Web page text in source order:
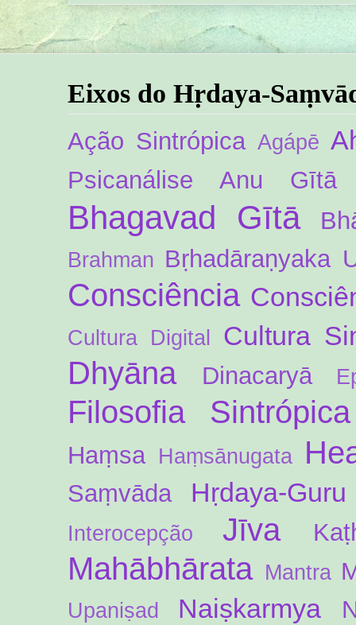
Eixos do Hṛdaya-
Ação Sintrópica Agápē
Psicanálise Anu Gītā
Bhagavad Gītā
Brahman Bṛhadāraṇyaka
Consciência
Cultura Digital Cultura
Dhyāna Dinacaryā
Filosofia Sintrópica
Haṃsa Haṃsānugata
Saṃvāda Hṛdaya-Guru
Interocepção Jīva
Mahābhārata Mantra
Upaniṣad Naiṣkarmya